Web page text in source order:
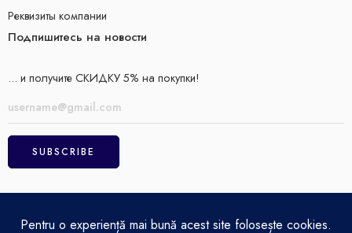
Реквизиты компании
Подпишитесь на новости
... и получите СКИДКУ 5% на покупки!